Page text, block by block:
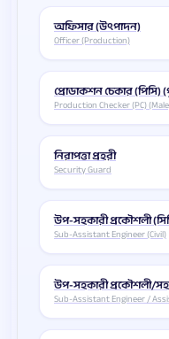
অফিসার (উৎপাদন)
Officer (Production)
প্রোডাকশন চেকার
Production Checker (PC)
নিরাপত্তা প্রহরী
Security Guard
উপ-সহকারী প্রকৌশলী
Sub-Assistant Engineer (Civil)
উপ-সহকারী প্রকৌশলী/
Sub-Assistant Engineer /